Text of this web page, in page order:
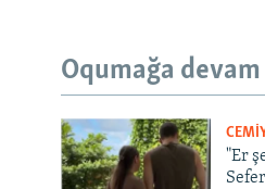
Oqumağa
"Er